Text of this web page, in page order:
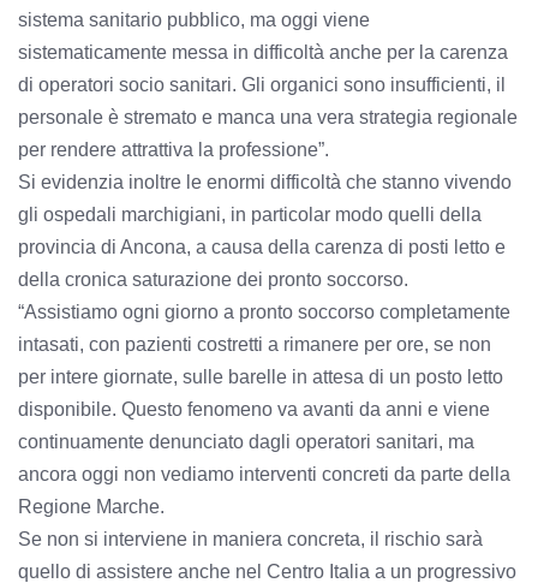
sistema sanitario pubblico, ma oggi viene
sistematicamente messa in difficoltà anche per la carenza
di operatori socio sanitari. Gli organici sono insufficienti, il
personale è stremato e manca una vera strategia regionale
per rendere attrattiva la professione”.
Si evidenzia inoltre le enormi difficoltà che stanno vivendo
gli ospedali marchigiani, in particolar modo quelli della
provincia di Ancona, a causa della carenza di posti letto e
della cronica saturazione dei pronto soccorso.
“Assistiamo ogni giorno a pronto soccorso completamente
intasati, con pazienti costretti a rimanere per ore, se non
per intere giornate, sulle barelle in attesa di un posto letto
disponibile. Questo fenomeno va avanti da anni e viene
continuamente denunciato dagli operatori sanitari, ma
ancora oggi non vediamo interventi concreti da parte della
Regione Marche.
Se non si interviene in maniera concreta, il rischio sarà
quello di assistere anche nel Centro Italia a un progressivo